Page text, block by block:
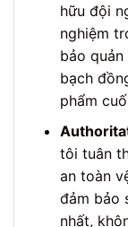
hữu đội
nghiệm
bảo
bạch
phẩm
tôi tuân
an toàn
đảm bảo
nhất,